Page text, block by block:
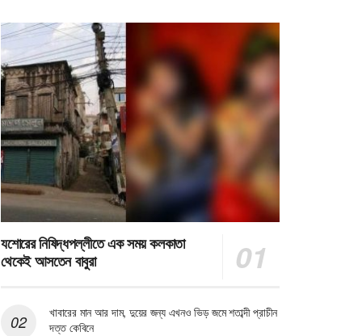
যশোরের নিষিদ্ধপল্লীতে এক সময় কলকাতা
থেকেই আসতেন বাবুরা
খাবারের মান আর দাম, দুয়ের জন্য এখনও ভিড় জমে শতাব্দী প্রাচীন
দত্ত কেবিনে